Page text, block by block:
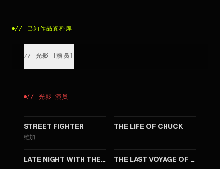
// 已知作品资料库
// 光影 [演员 ]
// 光影 _演员
STREET FIGHTER
维加
THE LIFE OF CHUCK
LATE NIGHT WITH THE DEVIL THE LAST VOYAGE OF THE DEMETER